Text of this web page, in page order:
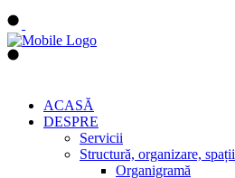
ACASĂ
DESPRE
Servicii
Structură, organizare, spații
Organigramă